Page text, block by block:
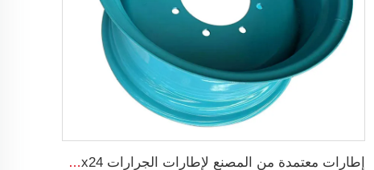
إطارات معتمدة من المصنع لإطارات الجرارات W12x24 إطارات فولاذية زراعية للإطارات 13.6-24